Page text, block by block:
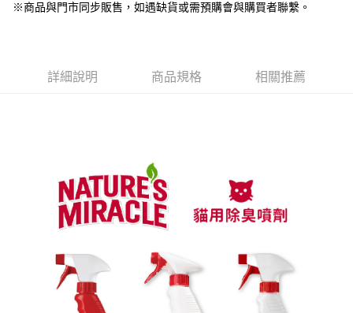
【全家】取貨付款1500免運
【7-11】取貨付款1500免運
每筆NT$80，滿NT$1,500(含以上)免運費
【7-11】取貨1500免運
每筆NT$60，滿NT$1,500(含以上)免運費
宅配【全館滿1500免運】
每筆NT$85，滿NT$1,500(含以上)免運費
※商品與門市同步販售，如遇缺貨或需預購會與購買者聯繫。
詳細說明 商品規格 相關推薦